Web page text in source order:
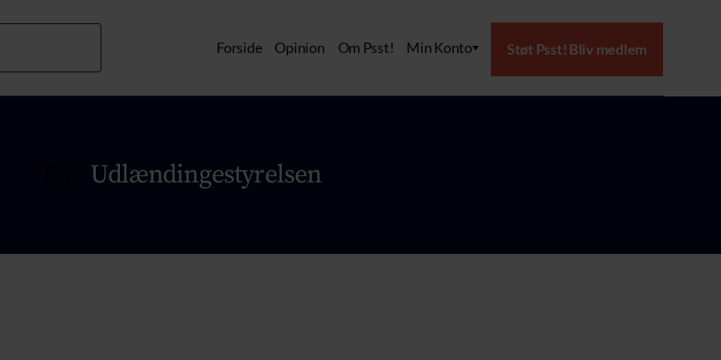
Forside Opinion Om Psst! Min Konto Støt Psst! Bliv medlem
Udlændingestyrelsen